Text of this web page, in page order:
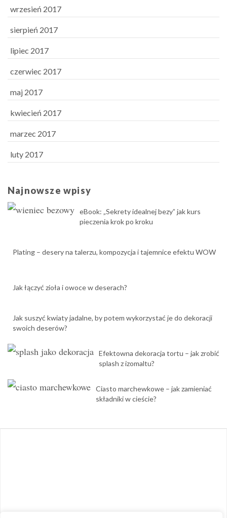
wrzesień 2017
sierpień 2017
lipiec 2017
czerwiec 2017
maj 2017
kwiecień 2017
marzec 2017
luty 2017
Najnowsze wpisy
eBook: „Sekrety idealnej bezy” jak kurs
pieczenia krok po kroku
Plating – desery na talerzu, kompozycja i tajemnice efektu WOW
Jak łączyć zioła i owoce w deserach?
Jak suszyć kwiaty jadalne, by potem wykorzystać je do dekoracji
swoich deserów?
Efektowna dekoracja tortu – jak zrobić
splash z izomaltu?
Ciasto marchewkowe – jak zamieniać
składniki w cieście?